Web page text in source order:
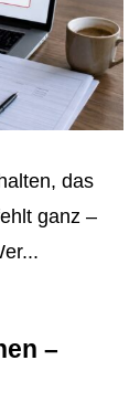
das
ganz –
–